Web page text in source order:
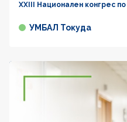
XXIII Национален конгрес
УМБАЛ Токуда